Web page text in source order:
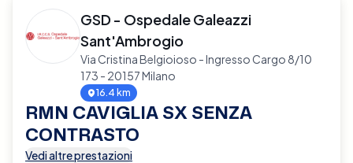
GSD - Ospedale Galeazzi
Sant'Ambrogio
Via Cristina Belgioioso - Ingresso Cargo 8/10
173 - 20157 Milano
16.4 km
RMN CAVIGLIA SX SENZA
CONTRASTO
Vedi altre prestazioni